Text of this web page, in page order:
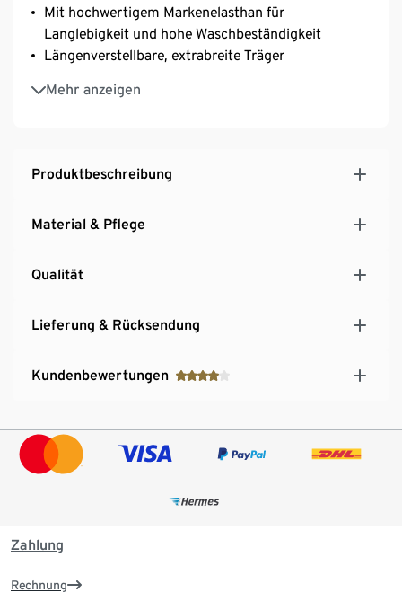
Mit hochwertigem Markenelasthan für
Langlebigkeit und hohe Waschbeständigkeit
Längenverstellbare, extrabreite Träger
Mehr anzeigen
3-fach verstellbarer SoftSeal®-Häkchenverschluss
Produktbeschreibung
Material & Pflege
Qualität
Lieferung & Rücksendung
Kundenbewertungen
Zahlung
Rechnung